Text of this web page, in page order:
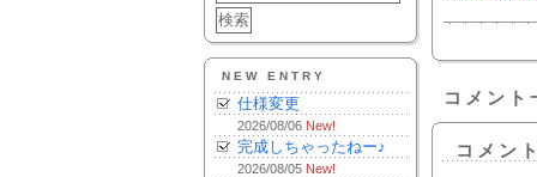
NEW ENTRY
仕様変更
2026/08/06 New!
完成しちゃったねー♪
2026/08/05 New!
コメント
コメン